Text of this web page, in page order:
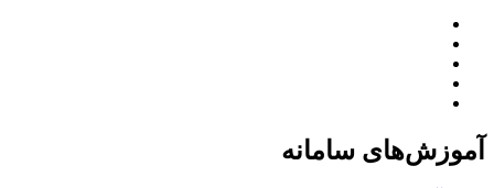
آموزش‌های سامانه